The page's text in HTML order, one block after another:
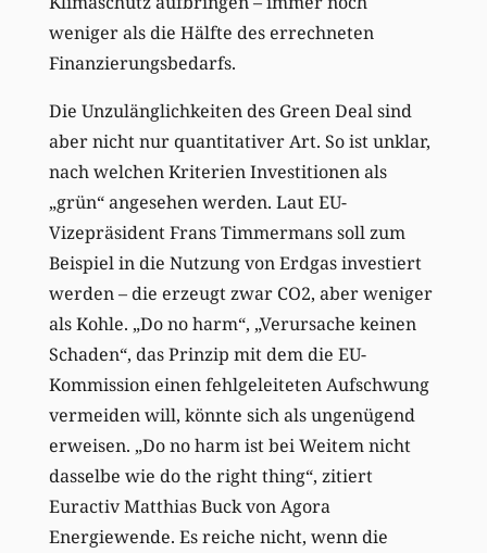
weniger als die Hälfte des errechneten
Finanzierungsbedarfs.
Die Unzulänglichkeiten des Green Deal sind
aber nicht nur quantitativer Art. So ist unklar,
nach welchen Kriterien Investitionen als
„grün“ angesehen werden. Laut EU-
Vizepräsident Frans Timmermans soll zum
Beispiel in die Nutzung von Erdgas investiert
werden – die erzeugt zwar CO2, aber weniger
als Kohle. „Do no harm“, „Verursache keinen
Schaden“, das Prinzip mit dem die EU-
Kommission einen fehlgeleiteten Aufschwung
vermeiden will, könnte sich als ungenügend
erweisen. „Do no harm ist bei Weitem nicht
dasselbe wie do the right thing“, zitiert
Euractiv Matthias Buck von Agora
Energiewende. Es reiche nicht, wenn die